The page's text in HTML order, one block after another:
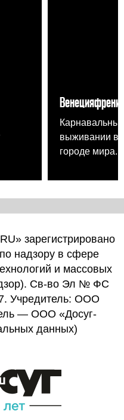
выживании в
городе мира.
зарегистрировано
надзору в сфере
и массовых
Св-во Эл № ФС
Учредитель: ООО
— ООО «Досуг-
данных)